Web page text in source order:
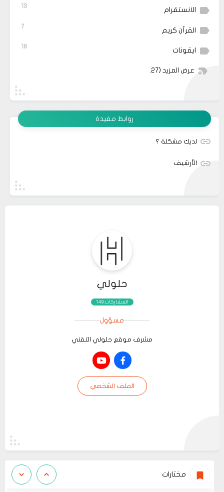
الانستقرام 13
القرآن كريم 7
ايقونات 18
عرض المزيد (27)
روابط مفيدة
لديك مشكلة ؟
الأرشيف
حلولي
المشاركات:149
مسؤول
مشرف موقع حلولي التقني
الملف الشخصي
مختارات